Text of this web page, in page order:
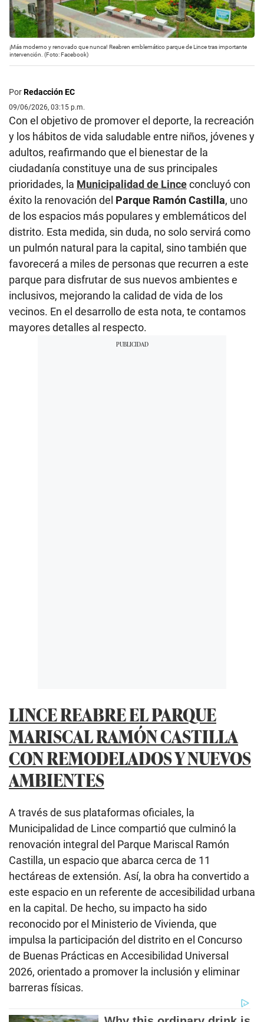
¡Más moderno y renovado que nunca! Reabren emblemático parque de Lince tras importante
intervención. (Foto: Facebook)
PorRedacción EC
09/06/2026, 03:15 p.m.
Con el objetivo de promover el deporte, la recreación
y los hábitos de vida saludable entre niños, jóvenes y
adultos, reafirmando que el bienestar de la
ciudadanía constituye una de sus principales
prioridades, la Municipalidad de Linceconcluyó con
éxito la renovación del Parque Ramón Castilla, uno
de los espacios más populares y emblemáticos del
distrito. Esta medida, sin duda, no solo servirá como
un pulmón natural para la capital, sino también que
favorecerá a miles de personas que recurren a este
parque para disfrutar de sus nuevos ambientes e
inclusivos, mejorando la calidad de vida de los
vecinos. En el desarrollo de esta nota, te contamos
mayores detalles al respecto.
LINCE REABRE EL PARQUE
MARISCAL RAMÓN CASTILLA
CON REMODELADOS Y NUEVOS
AMBIENTES
A través de sus plataformas oficiales, la
Municipalidad de Lince compartió que culminó la
renovación integral del Parque Mariscal Ramón
Castilla, un espacio que abarca cerca de 11
hectáreas de extensión. Así, la obra ha convertido a
este espacio en un referente de accesibilidad urbana
en la capital. De hecho, su impacto ha sido
reconocido por el Ministerio de Vivienda, que
impulsa la participación del distrito en el Concurso
de Buenas Prácticas en Accesibilidad Universal
2026, orientado a promover la inclusión y eliminar
barreras físicas.